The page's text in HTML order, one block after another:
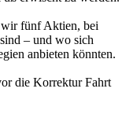
wir fünf Aktien, bei
– und wo sich
anbieten könnten.
die Korrektur Fahrt